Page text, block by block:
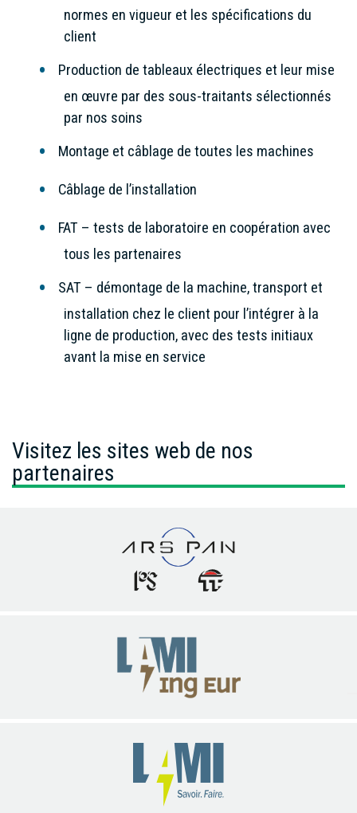
normes en vigueur et les spécifications du
client
Production de tableaux électriques et leur mise
en œuvre par des sous-traitants sélectionnés
par nos soins
Montage et câblage de toutes les machines
Câblage de l’installation
FAT – tests de laboratoire en coopération avec
tous les partenaires
SAT – démontage de la machine, transport et
installation chez le client pour l’intégrer à la
ligne de production, avec des tests initiaux
avant la mise en service
Visitez les sites web de nos
partenaires